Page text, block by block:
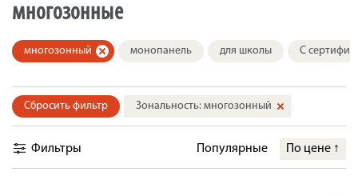
многозонные
монопанель для школы С
многозонный
Сбросить фильтр Зональность: многозонный
Фильтры Популярные По цене ↑